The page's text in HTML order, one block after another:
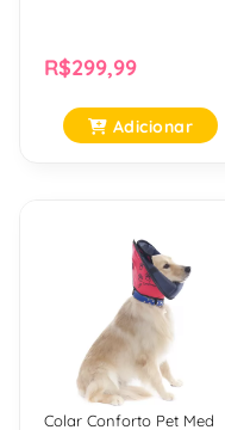
R$299,99
Adicionar
Colar Conforto Pet Med